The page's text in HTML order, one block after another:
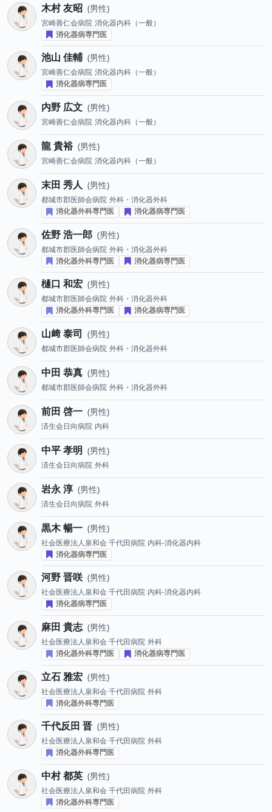
木村 友昭 男性
宮崎善仁会病院 消化器内科（一般）
消化器病専門医
池山 佳輔 男性
宮崎善仁会病院 消化器内科（一般）
消化器病専門医
内野 広文 男性
宮崎善仁会病院 消化器内科（一般）
龍 貴裕 男性
宮崎善仁会病院 消化器内科（一般）
末田 秀人 男性
都城市郡医師会病院 外科・消化器外科
消化器外科専門医
消化器病専門医
佐野 浩一郎 男性
都城市郡医師会病院 外科・消化器外科
消化器外科専門医
消化器病専門医
樋口 和宏 男性
都城市郡医師会病院 外科・消化器外科
消化器外科専門医
消化器病専門医
山﨑 泰司 男性
都城市郡医師会病院 外科・消化器外科
中田 恭真 男性
都城市郡医師会病院 外科・消化器外科
前田 啓一 男性
済生会日向病院 内科
中平 孝明 男性
済生会日向病院 外科
岩永 淳 男性
済生会日向病院 外科
黒木 暢一 男性
社会医療法人泉和会 千代田病院 内科-消化器内科
消化器病専門医
河野 晋咲 男性
社会医療法人泉和会 千代田病院 内科-消化器内科
消化器病専門医
麻田 貴志 男性
社会医療法人泉和会 千代田病院 外科
消化器外科専門医
消化器病専門医
立石 雅宏 男性
社会医療法人泉和会 千代田病院 外科
消化器外科専門医
千代反田 晋 男性
社会医療法人泉和会 千代田病院 外科
消化器外科専門医
中村 都英 男性
社会医療法人泉和会 千代田病院 外科
消化器外科専門医